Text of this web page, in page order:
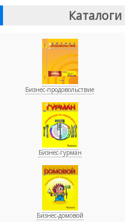
Бизнес-продовольствие
Бизнес-гурман
Бизнес-домовой